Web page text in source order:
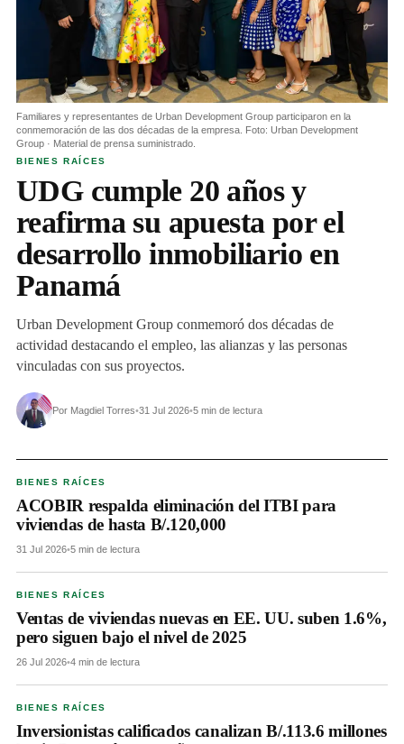
BIENES RAÍCES
UDG cumple 20 años y
reafirma su apuesta por el
desarrollo inmobiliario en
Panamá
Urban Development Group conmemoró dos décadas de
actividad destacando el empleo, las alianzas y las personas
vinculadas con sus proyectos.
Por Magdiel Torres•31 Jul 2026•5 min de lectura
Familiares y representantes de Urban Development Group participaron en la
conmemoración de las dos décadas de la empresa. Foto: Urban Development
Group · Material de prensa suministrado.
BIENES RAÍCES
ACOBIR respalda eliminación del ITBI para
viviendas de hasta B/.120,000
31 Jul 2026•5 min de lectura
BIENES RAÍCES
Ventas de viviendas nuevas en EE. UU. suben 1.6%,
pero siguen bajo el nivel de 2025
26 Jul 2026•4 min de lectura
BIENES RAÍCES
Inversionistas calificados canalizan B/.113.6 millones